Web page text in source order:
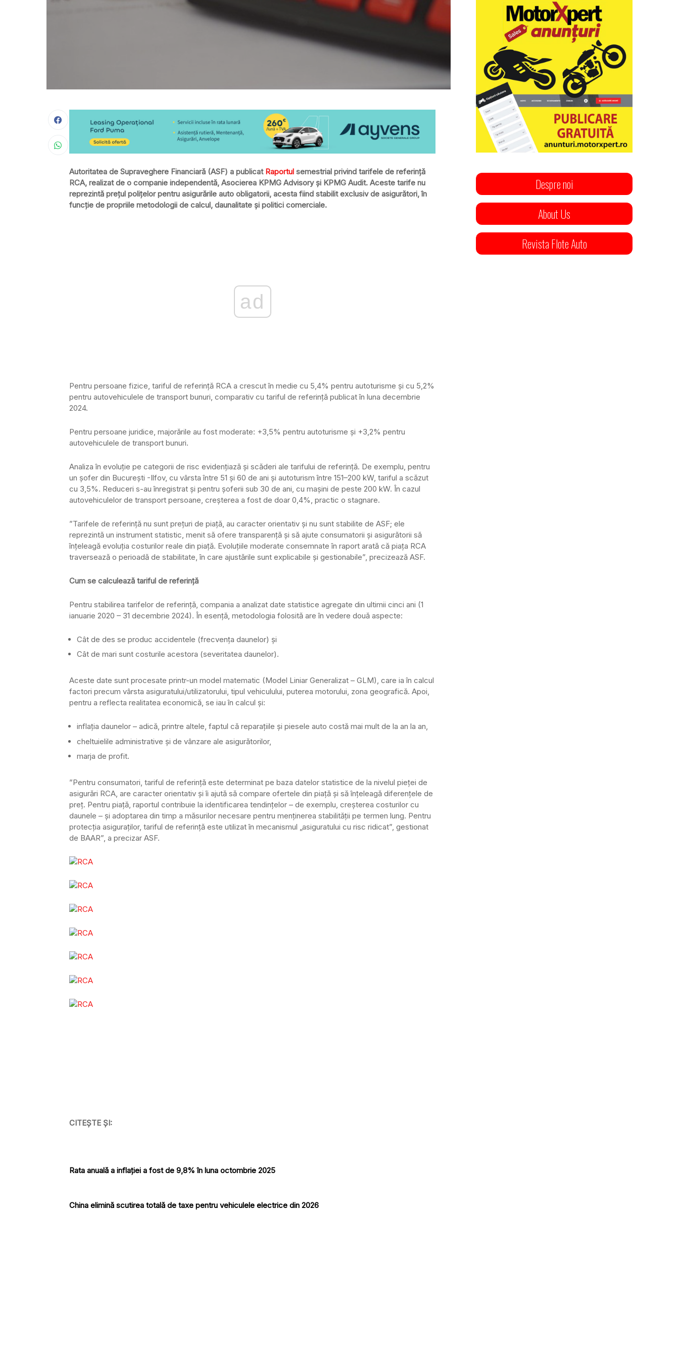
Autoritatea de Supraveghere Financiară (ASF) a publicat Raportul semestrial privind tarifele de referință
RCA, realizat de o companie independentă, Asocierea KPMG Advisory și KPMG Audit. Aceste tarife nu
reprezintă prețul polițelor pentru asigurările auto obligatorii, acesta fiind stabilit exclusiv de asigurători, în
funcție de propriile metodologii de calcul, daunalitate și politici comerciale.
ad
Pentru persoane fizice, tariful de referință RCA a crescut în medie cu 5,4% pentru autoturisme și cu 5,2%
pentru autovehiculele de transport bunuri, comparativ cu tariful de referință publicat în luna decembrie
2024.
Pentru persoane juridice, majorările au fost moderate: +3,5% pentru autoturisme și +3,2% pentru
autovehiculele de transport bunuri.
Analiza în evoluție pe categorii de risc evidențiază și scăderi ale tarifului de referință. De exemplu, pentru
un șofer din București -Ilfov, cu vârsta între 51 și 60 de ani și autoturism între 151–200 kW, tariful a scăzut
cu 3,5%. Reduceri s-au înregistrat și pentru șoferii sub 30 de ani, cu mașini de peste 200 kW. În cazul
autovehiculelor de transport persoane, creșterea a fost de doar 0,4%, practic o stagnare.
”Tarifele de referință nu sunt prețuri de piață, au caracter orientativ și nu sunt stabilite de ASF; ele
reprezintă un instrument statistic, menit să ofere transparență și să ajute consumatorii și asigurătorii să
înțeleagă evoluția costurilor reale din piață. Evoluțiile moderate consemnate în raport arată că piața RCA
traversează o perioadă de stabilitate, în care ajustările sunt explicabile și gestionabile”, precizează ASF.
Cum se calculează tariful de referință
Pentru stabilirea tarifelor de referință, compania a analizat date statistice agregate din ultimii cinci ani (1
ianuarie 2020 – 31 decembrie 2024). În esență, metodologia folosită are în vedere două aspecte:
Cât de des se produc accidentele (frecvența daunelor) și
Cât de mari sunt costurile acestora (severitatea daunelor).
Aceste date sunt procesate printr-un model matematic (Model Liniar Generalizat – GLM), care ia în calcul
factori precum vârsta asiguratului/utilizatorului, tipul vehiculului, puterea motorului, zona geografică. Apoi,
pentru a reflecta realitatea economică, se iau în calcul și:
inflația daunelor – adică, printre altele, faptul că reparațiile și piesele auto costă mai mult de la an la an,
cheltuielile administrative și de vânzare ale asigurătorilor,
marja de profit.
”Pentru consumatori, tariful de referință este determinat pe baza datelor statistice de la nivelul pieței de
asigurări RCA, are caracter orientativ și îi ajută să compare ofertele din piață și să înțeleagă diferențele de
preț. Pentru piață, raportul contribuie la identificarea tendințelor – de exemplu, creșterea costurilor cu
daunele – și adoptarea din timp a măsurilor necesare pentru menținerea stabilității pe termen lung. Pentru
protecția asiguraților, tariful de referință este utilizat în mecanismul „asiguratului cu risc ridicat”, gestionat
de BAAR”, a precizar ASF.
CITEȘTE ȘI:
Rata anuală a inflației a fost de 9,8% în luna octombrie 2025
China elimină scutirea totală de taxe pentru vehiculele electrice din 2026
Despre noi
About Us
Revista Flote Auto